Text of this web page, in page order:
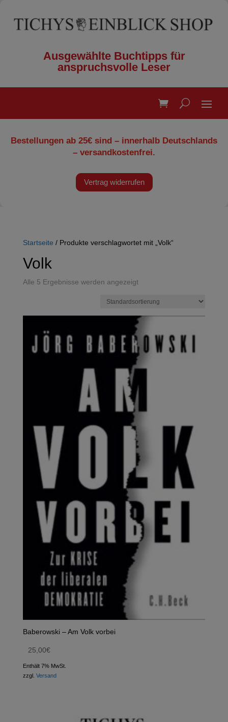
Ausgewählte Buchtipps für
anspruchsvolle Leser
Bestellungen ab 25€ sind – innerhalb Deutschlands
– versandkostenfrei.
Vertrag widerrufen
Startseite / Produkte verschlagwortet mit „Volk“
Volk
Alle 5 Ergebnisse werden angezeigt
Baberowski – Am Volk vorbei
25,00€
Enthält 7% MwSt.
zzgl. Versand